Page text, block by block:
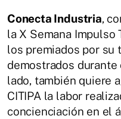
Conecta Industria,
la X Semana
los premiados por su
demostrados
lado, también quiere
CITIPA la labor
concienciación en el